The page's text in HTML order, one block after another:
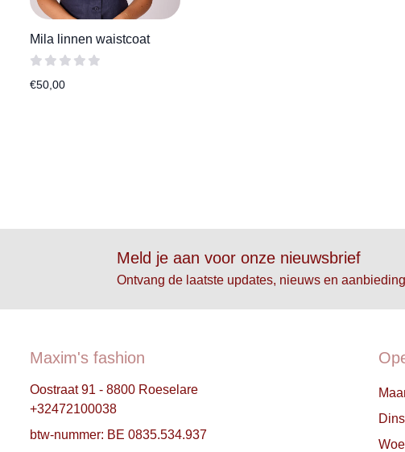
Mila linnen waistcoat
€50,00
Meld je aan voor onze nieuwsbrief
Ontvang de laatste updates, nieuws en
Maxim's fashion
Oostraat 91 - 8800 Roeselare
+32472100038
btw-nummer: BE 0835.534.937